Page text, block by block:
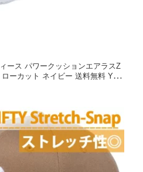
ース パワークッションエアラスZ
ーカット ネイビー 送料無料 YON